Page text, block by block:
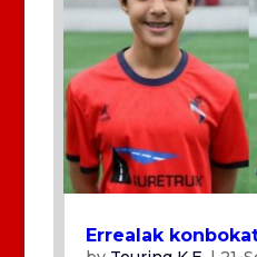
Errealak